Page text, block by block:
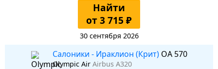
Найти
от 3 715 ₽
30 сентября 2026
Салоники - Ираклион (Крит) OA 570
Olympic Air Airbus A320